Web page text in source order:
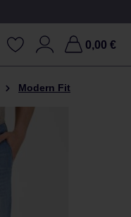
0,00 €
Modern Fit